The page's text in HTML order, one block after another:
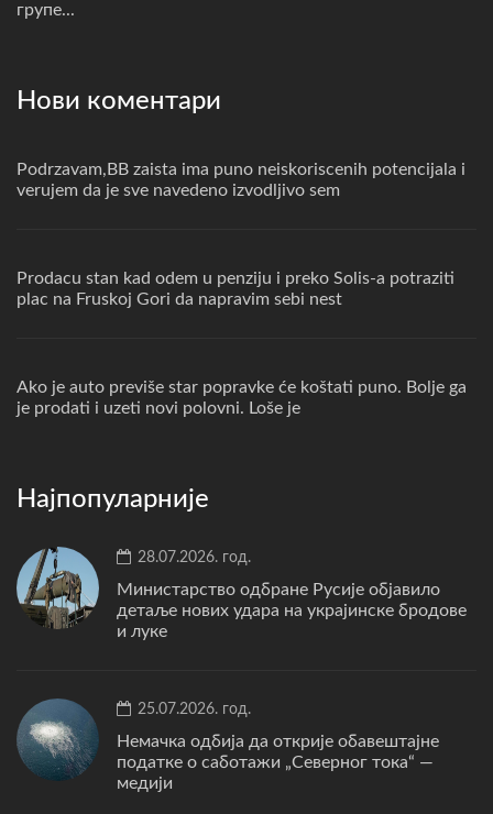
групе...
Нови коментари
Podrzavam,BB zaista ima puno neiskoriscenih potencijala i
verujem da je sve navedeno izvodljivo sem
Prodacu stan kad odem u penziju i preko Solis-a potraziti
plac na Fruskoj Gori da napravim sebi nest
Ako je auto previše star popravke će koštati puno. Bolje ga
je prodati i uzeti novi polovni. Loše je
Најпопуларније
28.07.2026. год.
Министарство одбране Русије објавило
детаље нових удара на украјинске бродове
и луке
25.07.2026. год.
Немачка одбија да открије обавештајне
податке о саботажи „Северног тока“ —
медији